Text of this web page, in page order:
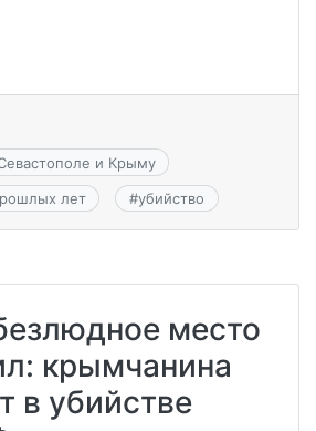
и Крыму
лет #убийство
место
крымчанина
в убийстве